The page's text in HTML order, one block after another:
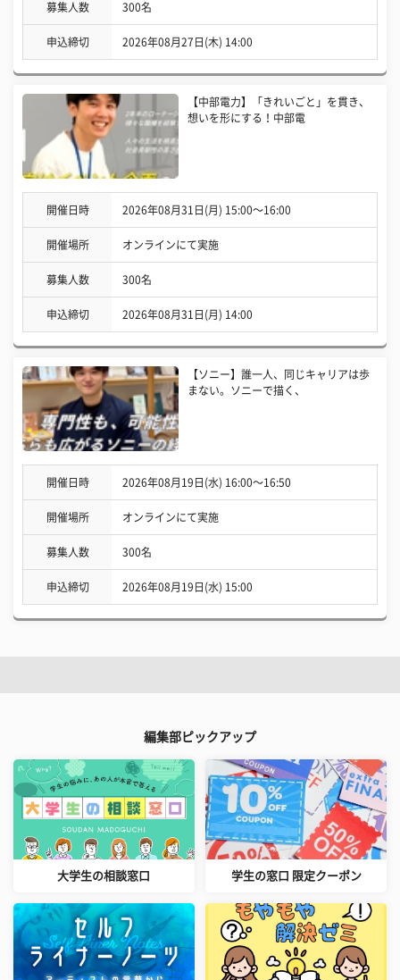
募集人数 300名
申込締切 2026年08月27日(木) 14:00
【中部電力】「きれいごと」を貫き、
想いを形にする！中部電
開催日時 2026年08月31日(月) 15:00〜16:00
開催場所 オンラインにて実施
募集人数 300名
申込締切 2026年08月31日(月) 14:00
【ソニー】誰一人、同じキャリアは歩
まない。ソニーで描く、
開催日時 2026年08月19日(水) 16:00〜16:50
開催場所 オンラインにて実施
募集人数 300名
申込締切 2026年08月19日(水) 15:00
編集部ピックアップ
大学生の相談窓口 学生の窓口 限定クーポン